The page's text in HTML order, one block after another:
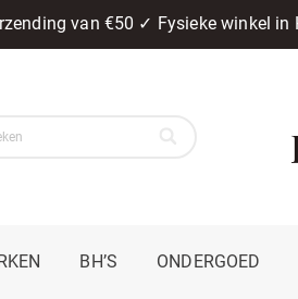
van €50 ✓ Fysieke winkel in
BH’S ONDERGOED